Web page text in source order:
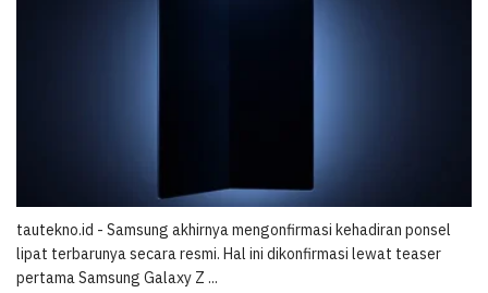
tautekno.id - Samsung akhirnya mengonfirmasi kehadiran ponsel
lipat terbarunya secara resmi. Hal ini dikonfirmasi lewat teaser
pertama Samsung Galaxy Z ...